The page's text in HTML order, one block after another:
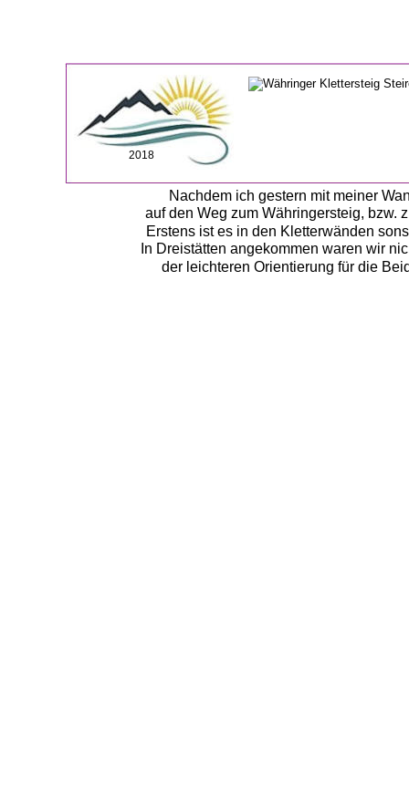
Nachdem ich gestern mit meiner
auf den Weg zum Währingersteig, bzw.
Erstens ist es in den Kletterwänden
In Dreistätten angekommen waren wir
der leichteren Orientierung für die
2018